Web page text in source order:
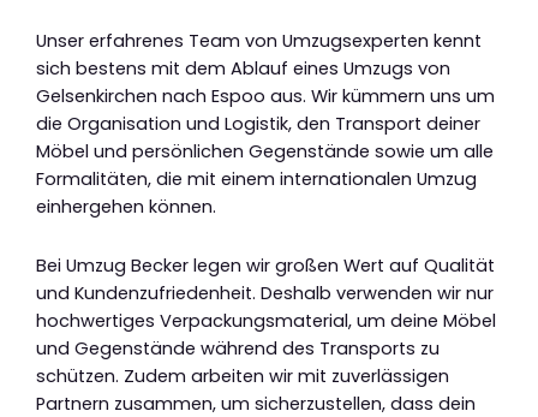
Unser erfahrenes Team von Umzugsexperten kennt
sich bestens mit dem Ablauf eines Umzugs von
Gelsenkirchen nach Espoo aus. Wir kümmern uns um
die Organisation und Logistik, den Transport deiner
Möbel und persönlichen Gegenstände sowie um alle
Formalitäten, die mit einem internationalen Umzug
einhergehen können.
Bei Umzug Becker legen wir großen Wert auf Qualität
und Kundenzufriedenheit. Deshalb verwenden wir nur
hochwertiges Verpackungsmaterial, um deine Möbel
und Gegenstände während des Transports zu
schützen. Zudem arbeiten wir mit zuverlässigen
Partnern zusammen, um sicherzustellen, dass dein